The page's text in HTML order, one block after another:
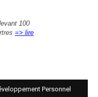
100
=> lire
Personnel